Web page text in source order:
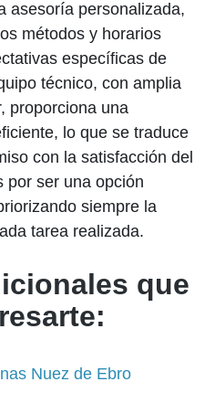
asesoría personalizada,
métodos y horarios
específicas de
técnico, con amplia
proporciona una
lo que se traduce
con la satisfacción del
por ser una opción
siempre la
tarea realizada.
que
Nuez de Ebro